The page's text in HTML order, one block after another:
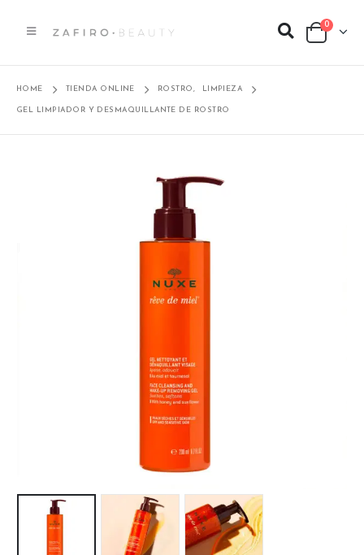
0
HOME TIENDA ONLINE ROSTRO , LIMPIEZA
GEL LIMPIADOR Y DESMAQUILLANTE DE ROSTRO